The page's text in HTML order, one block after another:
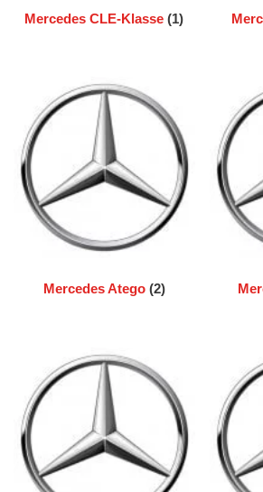
Mercedes CLE-Klasse(1)
Mercedes Atego (2)